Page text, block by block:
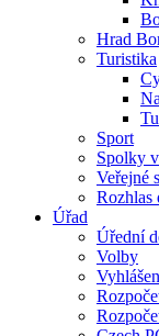
Hrad
Turistika
Sport
Spolky
Veřejné
Rozhlas
Úřad
Úřední
Volby